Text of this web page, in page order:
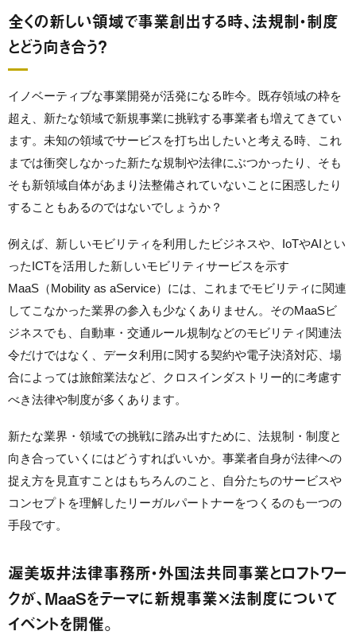
全くの新しい領域で事業創出する時、法規制・制度
とどう向き合う？
イノベーティブな事業開発が活発になる昨今。既存領域の枠を
超え、新たな領域で新規事業に挑戦する事業者も増えてきてい
ます。未知の領域でサービスを打ち出したいと考える時、これ
までは衝突しなかった新たな規制や法律にぶつかったり、そも
そも新領域自体があまり法整備されていないことに困惑したり
することもあるのではないでしょうか？
例えば、新しいモビリティを利用したビジネスや、IoTやAIとい
ったICTを活用した新しいモビリティサービスを示す
MaaS（Mobility as aService）には、これまでモビリティに関連
してこなかった業界の参入も少なくありません。そのMaaSビ
ジネスでも、自動車・交通ルール規制などのモビリティ関連法
令だけではなく、データ利用に関する契約や電子決済対応、場
合によっては旅館業法など、クロスインダストリー的に考慮す
べき法律や制度が多くあります。
新たな業界・領域での挑戦に踏み出すために、法規制・制度と
向き合っていくにはどうすればいいか。事業者自身が法律への
捉え方を見直すことはもちろんのこと、自分たちのサービスや
コンセプトを理解したリーガルパートナーをつくるのも一つの
手段です。
渥美坂井法律事務所・外国法共同事業とロフトワー
クが、MaaSをテーマに新規事業×法制度について
イベントを開催。